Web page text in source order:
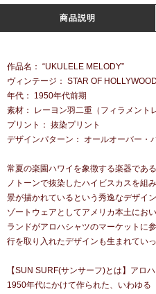
商品説明
作品名： “UKULELE MELODY”
ヴィンテージ： STAR OF
年代： 1950年代前期
素材： レーヨン羽二重（フィラメント
プリント： 抜染プリント
デザインパターン： オールオーバー・
常夏の楽園ハワイを象徴する楽器であ
ノトーンで抜染したハイビスカスを組
景が描かれているという秀逸なデザイ
ゾートウェアとしてアメリカ本土にお
ランドがアロハシャツのマーケットに
行を取り入れたデザインも生まれていっ
【SUN SURF(サンサーフ)とは】アロ
1950年代にかけて作られた、いわゆる